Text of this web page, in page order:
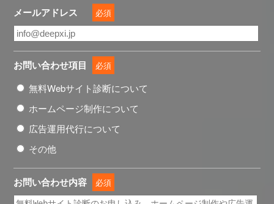
メールアドレス 必須
お問い合わせ項目 必須
無料Webサイト診断について
ホームページ制作について
広告運用代行について
その他
お問い合わせ内容 必須